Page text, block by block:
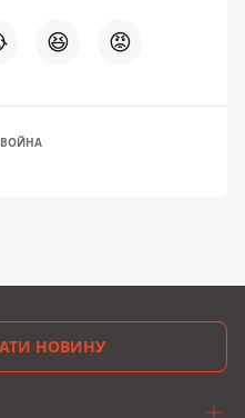
😆 😡
ВОЙНА
НОВИНУ